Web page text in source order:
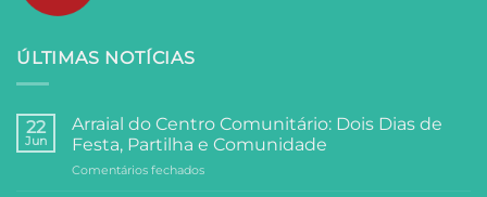
ÚLTIMAS NOTÍCIAS
22
Jun
Arraial do Centro Comunitário: Dois Dias de
Festa, Partilha e Comunidade
Comentários fechadosem